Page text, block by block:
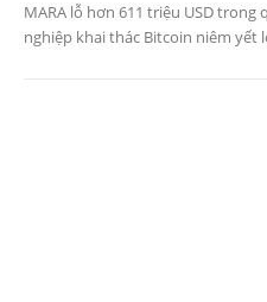
MARA lỗ hơn 611 triệu USD trong
nghiệp khai thác Bitcoin niêm yết